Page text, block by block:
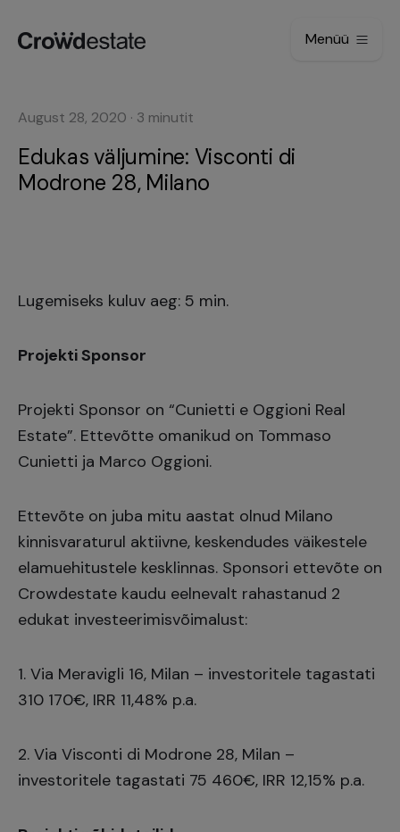
Menüü
August 28, 2020 · 3 minutit
Edukas väljumine: Visconti di
Modrone 28, Milano
Lugemiseks kuluv aeg: 5 min.
Projekti Sponsor
Projekti Sponsor on “Cunietti e Oggioni Real
Estate”. Ettevõtte omanikud on Tommaso
Cunietti ja Marco Oggioni.
Ettevõte on juba mitu aastat olnud Milano
kinnisvaraturul aktiivne, keskendudes väikestele
elamuehitustele kesklinnas. Sponsori ettevõte on
Crowdestate kaudu eelnevalt rahastanud 2
edukat investeerimisvõimalust:
1. Via Meravigli 16, Milan – investoritele tagastati
310 170€, IRR 11,48% p.a.
2. Via Visconti di Modrone 28, Milan –
investoritele tagastati 75 460€, IRR 12,15% p.a.